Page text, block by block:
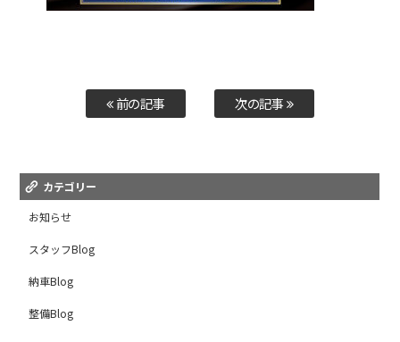
前の記事 次の記事
カテゴリー
お知らせ
スタッフBlog
納車Blog
整備Blog